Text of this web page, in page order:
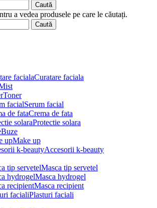
Caută
a vedea produsele pe care le căutați.
Caută
Curatare faciala
Toner
Serum facial
Crema de fata
Protectie solara
Buze
Make up
Accesorii k-beauty
Masca tip servetel
Masca hydrogel
Masca recipient
Plasturi faciali